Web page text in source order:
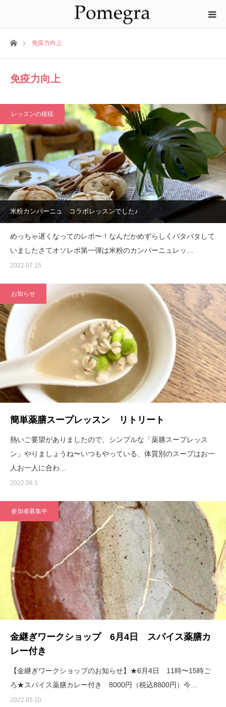
ホーム免疫力向上
免疫力向上
レッスンの模様
米粉カンパーニュ コラボレッスンでした♪
めっちゃ遅くなってのレポ〜！なんだかめずらしくバタバタして
いましたさてオソレポ第一弾は米粉のカンパーニュレッ…
2022.07.15
お知らせ
簡単薬膳スープレッスン リトリート
熱いご要望がありましたので、シンプルな「薬膳スープレッス
ン」やりましょうね〜いつもやっている、体質別のスープはお一
人お一人に合わ…
2022.06.1
参加者募集中
金継ぎワークショップ 6月4日 スパイス薬膳カ
レー付き
【金継ぎワークショップのお知らせ】★6月4日 11時〜15時ご
ろ★スパイス薬膳カレー付き 8000円（税込8800円）今…
2022.05.10